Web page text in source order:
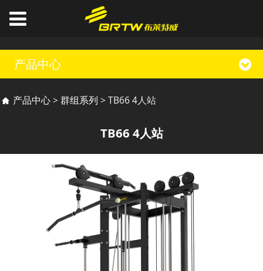
产品中心
TB66 4人站
产品中心>群组系列 >TB66 4人站
TB66 4人站